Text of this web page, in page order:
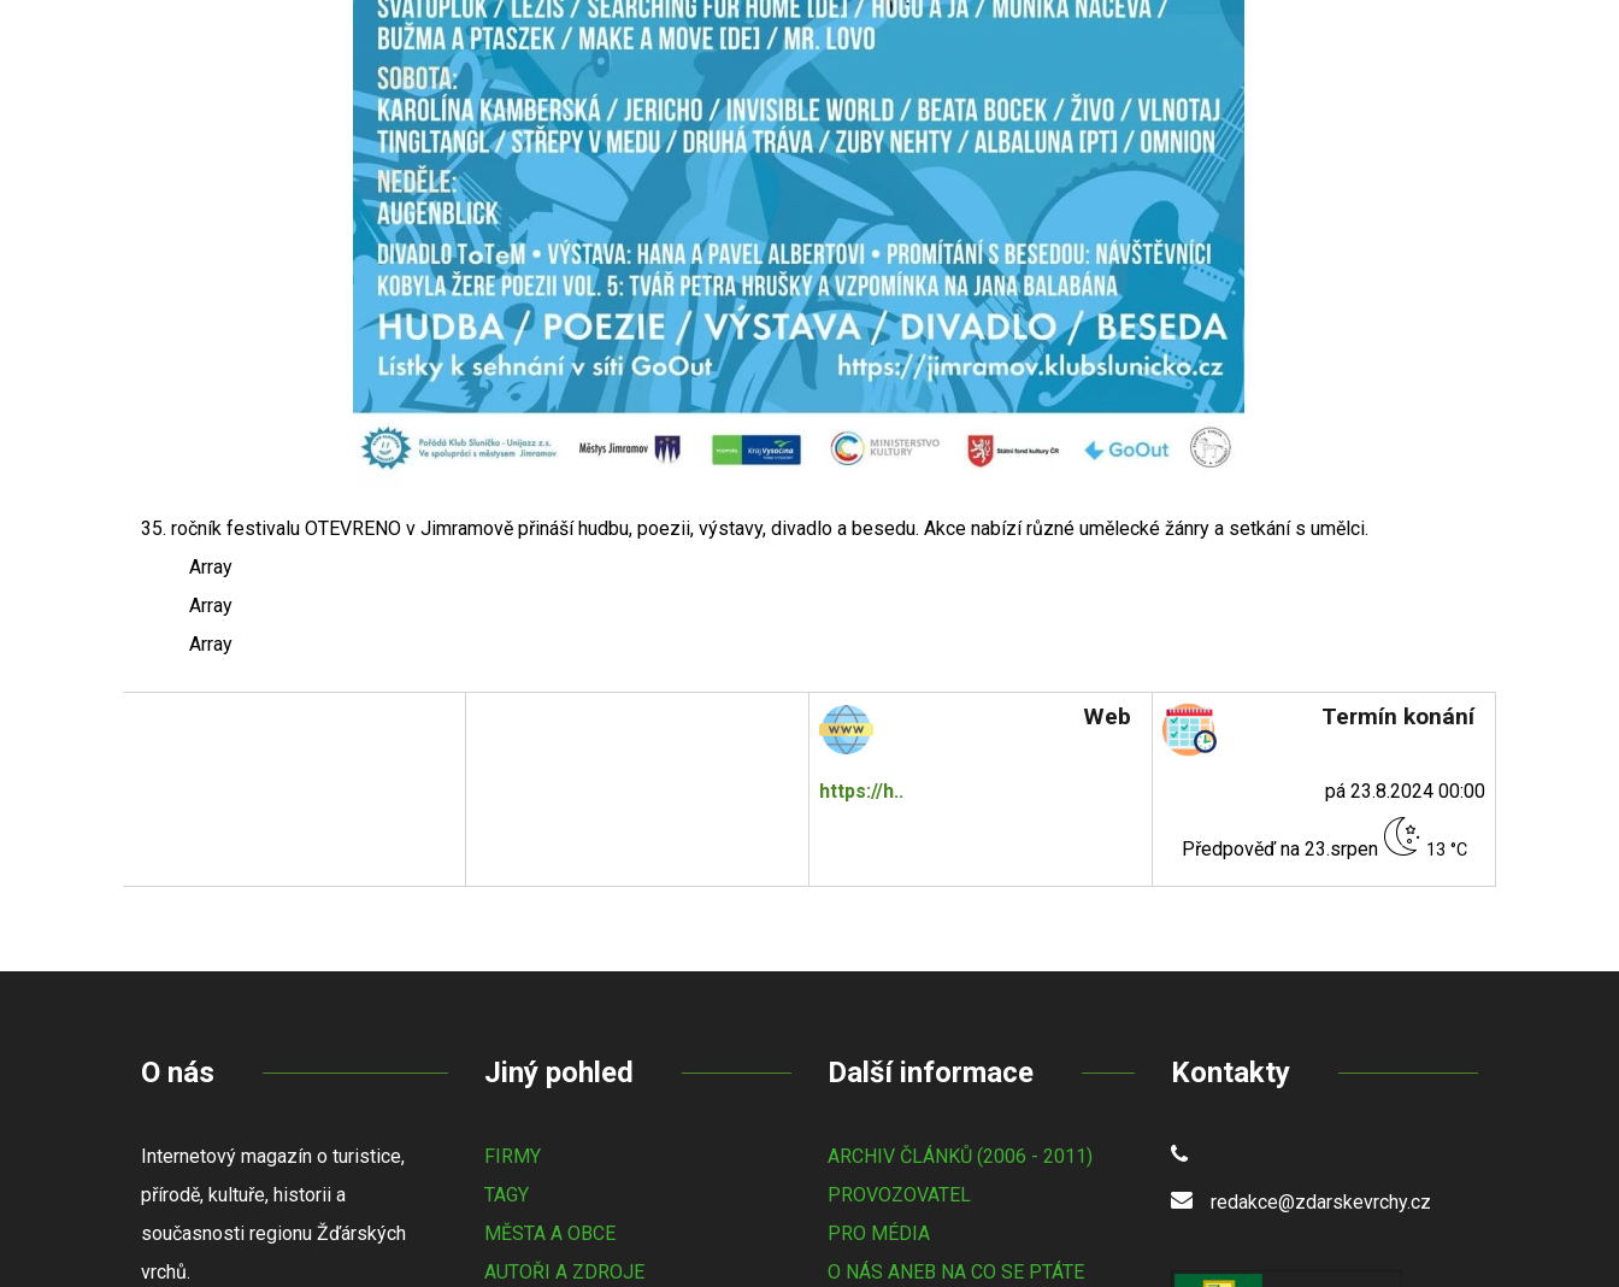
35. ročník festivalu OTEVRENO v Jimramově přináší hudbu, poezii, výstavy, divadlo a besedu. Akce nabízí různé umělecké žánry a setkání s umělci.
Array
Array
Array
Web
https://h..
Termín konání
pá 23.8.2024 00:00
Předpověď na 23.srpen 13 °C
O nás
Internetový magazín o turistice,
přírodě, kultuře, historii a
současnosti regionu Žďárských
vrchů.
Jiný pohled
FIRMY
TAGY
MĚSTA A OBCE
AUTOŘI A ZDROJE
Další informace
ARCHIV ČLÁNKŮ (2006 - 2011)
PROVOZOVATEL
PRO MÉDIA
O NÁS ANEB NA CO SE PTÁTE
Kontakty
redakce@zdarskevrchy.cz